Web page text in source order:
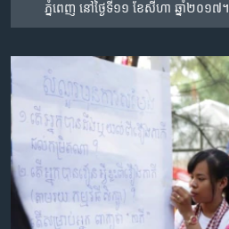
ភ្នំពេញ​ នៅថ្ងៃ​ទី១១​ ខែ​សីហា​ ឆ្នាំ​២០១៧។